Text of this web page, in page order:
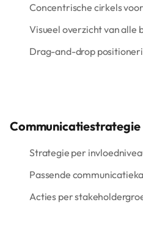
Concentrische cirkels
Visueel overzicht van alle
Drag-and-drop
Communicatiestrategie
Strategie per
Passende
Acties per